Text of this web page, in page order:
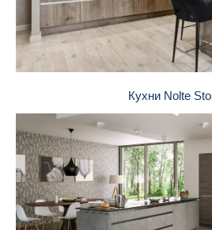
Кухни Nolte